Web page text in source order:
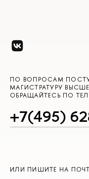
ПО ВОПРОСАМ
МАГИСТРАТУРУ
ОБРАЩАЙТЕСЬ ПО
+7(495)
ИЛИ ПИШИТЕ НА